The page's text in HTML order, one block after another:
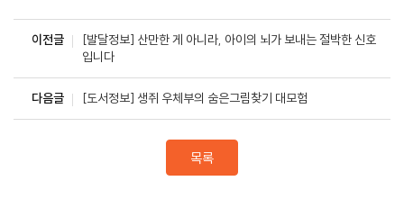
이전글
[발달정보] 산만한 게 아니라, 아이의 뇌가 보내는 절박한 신호
입니다
다음글 [도서정보] 생쥐 우체부의 숨은그림찾기 대모험
목록